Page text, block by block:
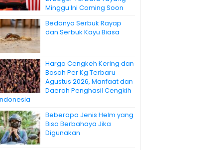
Minggu Ini Coming Soon
Bedanya Serbuk Rayap
dan Serbuk Kayu Biasa
Harga Cengkeh Kering dan
Basah Per Kg Terbaru
Agustus 2026, Manfaat dan
Daerah Penghasil Cengkih
Beberapa Jenis Helm yang
Bisa Berbahaya Jika
Digunakan